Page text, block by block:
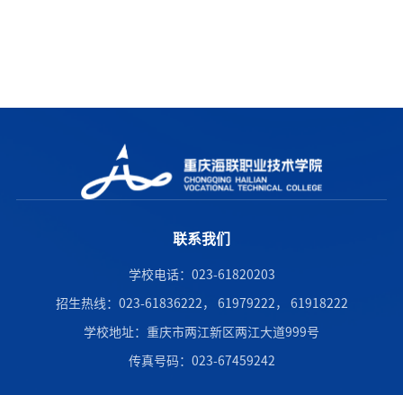
联系我们
学校电话：023-61820203
招生热线：023-61836222， 61979222， 61918222
学校地址：重庆市两江新区两江大道999号
传真号码：023-67459242